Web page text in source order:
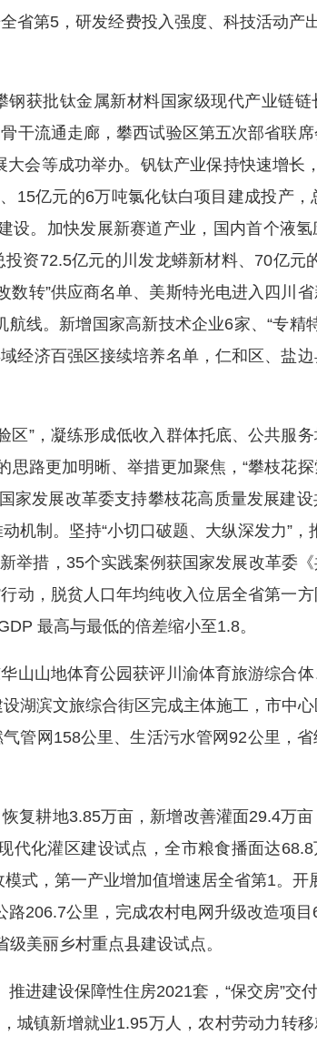
第5，研发经费投入强度、科技活动产
获批钛金属新材料国家级现代产业链链
干流通走廊，攀西试验区第五次部省联
会等成功举办。钒钛产业保持快速增长
15亿元的6万吨氯化钛白项目建成投产，
。加快发展新赛道产业，国内首个液
资72.5亿元的川发龙蟒新材料、70亿元
转”供应商名单、美斯特光电进入四川
线。新增国家高新技术企业6家、“专精
经济百强区接续培养名单，仁和区、盐
”，凝练形成低收入群体托底、公共服
思路更加明晰、举措更加聚焦，“攀枝花
家发展改革委支持攀枝花高质量发展建
机制。坚持“小切口破题、大纵深发力”，
举措，35个实践案例获国家发展改革委《
动，脱贫人口年均纯收入位居全省第一
最高与最低的倍差缩小至1.8。
山地体育公园获评川渝体育旅游综合体
湖滨文旅综合街区完成主体施工，市中
管网158公里、生活污水管网92公里，
耕地3.85万亩，新增改善灌面29.4万亩
代化灌区建设试点，全市粮食播面达
式，第一产业增加值增速居全省第1。开
206.7公里，完成农村电网升级改造项
美丽乡村重点县建设试点。
建设保障性住房2021套，“保交房”交
城镇新增就业1.95万人，农村劳动力转